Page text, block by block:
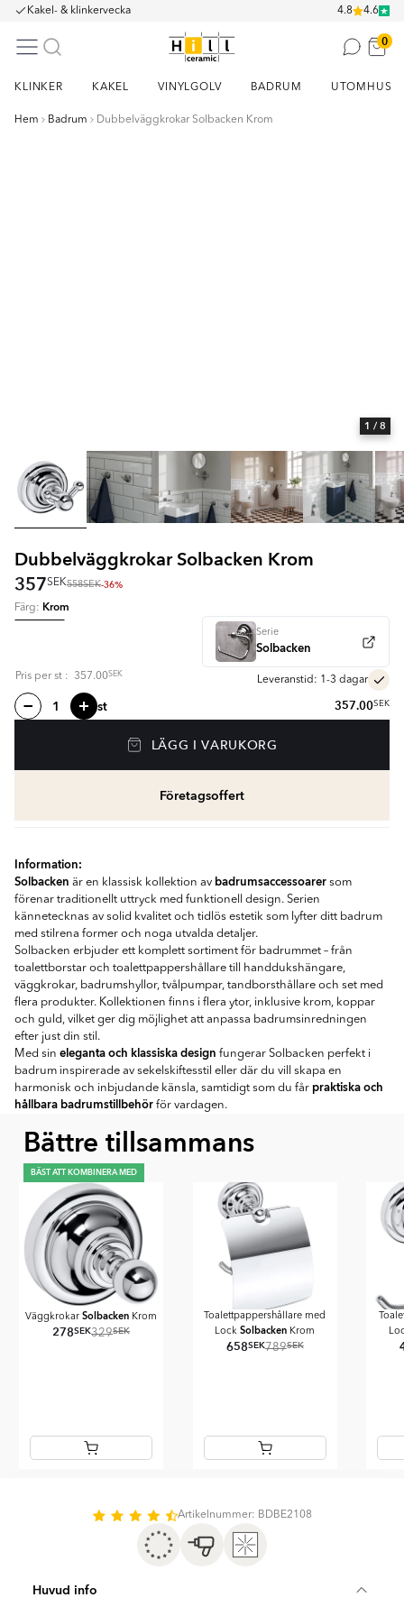
Kakel- & klinkervecka 4.8 4.6
0
KLINKER KAKEL VINYLGOLV BADRUM UTOMHUS
Hem Badrum Dubbelväggkrokar Solbacken Krom
1 / 8
Dubbelväggkrokar Solbacken Krom
357SEK558SEK-36%
Färg: Krom
Serie
Solbacken
Pris per st : 357.00SEK
Leveranstid: 1-3 dagar
st 357.00SEK
LÄGG I VARUKORG
Företagsoffert
Information:
Solbacken är en klassisk kollektion av badrumsaccessoarer som
förenar traditionellt uttryck med funktionell design. Serien
kännetecknas av solid kvalitet och tidlös estetik som lyfter ditt badrum
med stilrena former och noga utvalda detaljer.
Solbacken erbjuder ett komplett sortiment för badrummet – från
toalettborstar och toalettpappershållare till handdukshängare,
väggkrokar, badrumshyllor, tvålpumpar, tandborsthållare och set med
flera produkter. Kollektionen finns i flera ytor, inklusive krom, koppar
och guld, vilket ger dig möjlighet att anpassa badrumsinredningen
efter just din stil.
Med sin eleganta och klassiska design fungerar Solbacken perfekt i
badrum inspirerade av sekelskiftesstil eller där du vill skapa en
harmonisk och inbjudande känsla, samtidigt som du får praktiska och
hållbara badrumstillbehör för vardagen.
Bättre tillsammans
BÄST ATT KOMBINERA MED
VäggkrokarSolbacken Krom
278SEK329SEK
Toalettpappershållare med
LockSolbacken Krom
658SEK789SEK
Artikelnummer: BDBE2108
Huvud info